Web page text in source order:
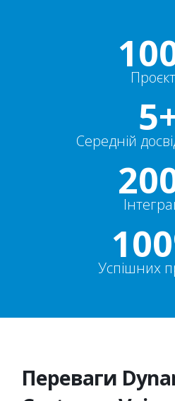
Середній
Успішних
Переваги